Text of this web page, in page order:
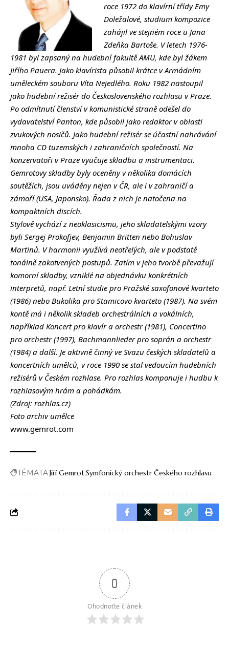
roce 1972 do klavírní třídy Emy
Doležalové, studium kompozice
zahájil ve stejném roce u Jana
Zdeňka Bartoše. V letech 1976-
1981 byl zapsaný na hudební fakultě AMU, kde byl žákem
Jiřího Pauera. Jako klavírista působil krátce v Armádním
uměleckém souboru Víta Nejedlého. Roku 1982 nastoupil
jako hudební režisér do Československého rozhlasu v Praze.
Po odmítnutí členství v komunistické straně odešel do
vydavatelství Panton, kde působil jako redaktor v oblasti
zvukových nosičů. Jako hudební režisér se účastní nahrávání
mnoha CD tuzemských i zahraničních společností. Na
konzervatoři v Praze vyučuje skladbu a instrumentaci.
Gemrotovy skladby byly oceněny v několika domácích
soutěžích, jsou uváděny nejen v ČR, ale i v zahraničí a
zámoří (USA, Japonsko). Řada z nich je natočena na
kompaktních discích.
Stylově vychází z neoklasicismu, jeho skladatelskými vzory
byli Sergej Prokofjev, Benjamin Britten nebo Bohuslav
Martinů. V harmonii využívá neotřelých, ale v podstatě
tonálně zakotvených postupů. Zatím v jeho tvorbě převažují
komorní skladby, vzniklé na objednávku konkrétních
interpretů, např. Letní studie pro Pražské saxofonové kvarteto
(1986) nebo Bukolika pro Stamicovo kvarteto (1987). Na svém
kontě má i několik skladeb orchestrálních a vokálních,
například Koncert pro klavír a orchestr (1981), Concertino
pro orchestr (1997), Bachmannlieder pro soprán a orchestr
(1984) a další. Je aktivně činný ve Svazu českých skladatelů a
koncertních umělců, v roce 1990 se stal vedoucím hudebních
režisérů v Českém rozhlase. Pro rozhlas komponuje i hudbu k
rozhlasovým hrám a pohádkám.
(Zdroj: rozhlas.cz)
Foto archiv umělce
www.gemrot.com
TÉMATAJiří GemrotSymfonický orchestr Českého rozhlasu
0
Ohodnoťte článek